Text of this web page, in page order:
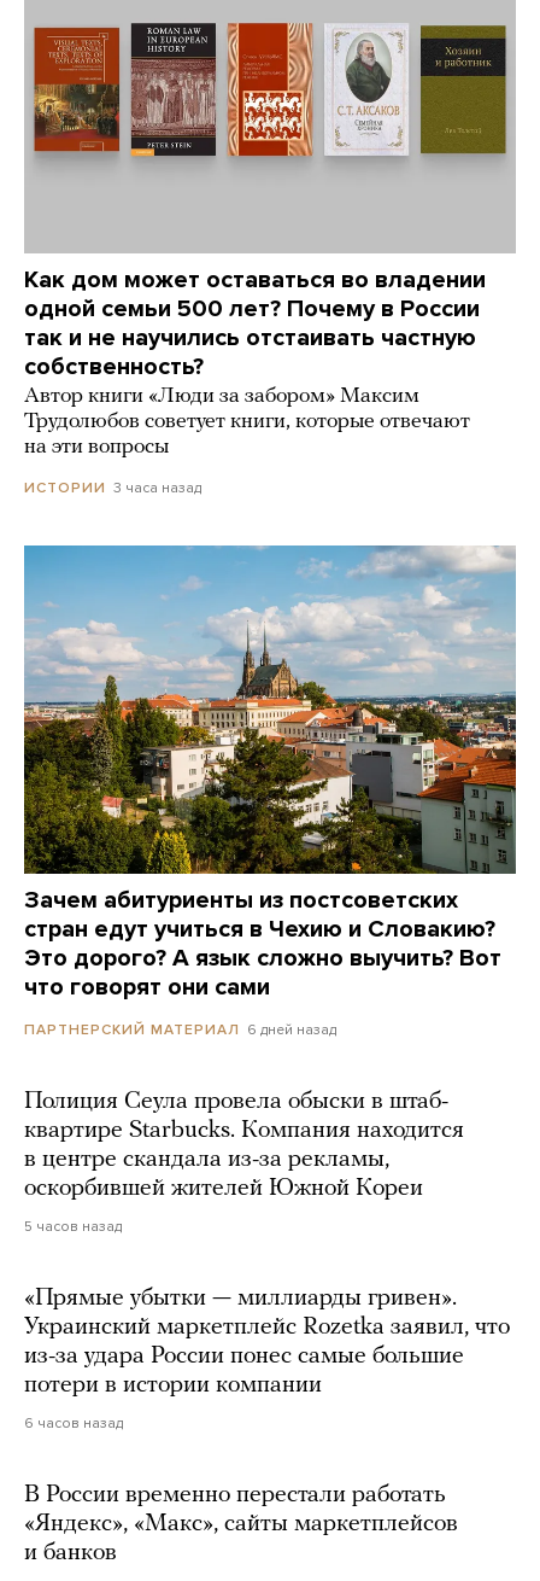
Как дом может оставаться во владении
одной семьи 500 лет? Почему в России
так и не научились отстаивать частную
собственность?
Автор книги «Люди за забором» Максим
Трудолюбов советует книги, которые отвечают
на эти вопросы
ИСТОРИИ 3 часа назад
Зачем абитуриенты из постсоветских
стран едут учиться в Чехию и Словакию?
Это дорого? А язык сложно выучить? Вот
что говорят они сами
ПАРТНЕРСКИЙ МАТЕРИАЛ 6 дней назад
Полиция Сеула провела обыски в штаб-
квартире Starbucks. Компания находится
в центре скандала из-за рекламы,
оскорбившей жителей Южной Кореи
5 часов назад
«Прямые убытки — миллиарды гривен».
Украинский маркетплейс Rozetka заявил, что
из-за удара России понес самые большие
потери в истории компании
6 часов назад
В России временно перестали работать
«Яндекс», «Макс», сайты маркетплейсов
и банков